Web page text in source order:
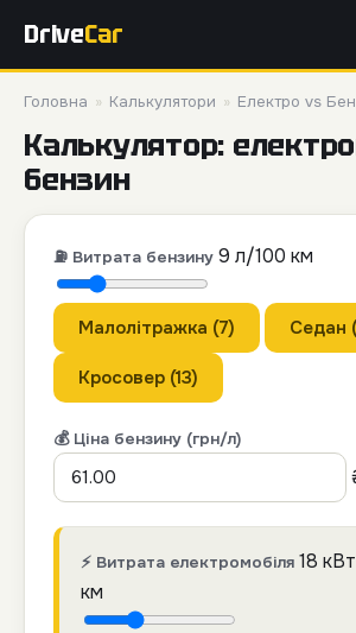
DriveCar
Головна » Калькулятори » Електро vs
Калькулятор:
бензин
⛽ Витрата бензину 9 л/100 км
Малолітражка (7) Седан
Кросовер (13)
💰 Ціна бензину (грн/л)
⚡ Витрата електромобіля 18
км